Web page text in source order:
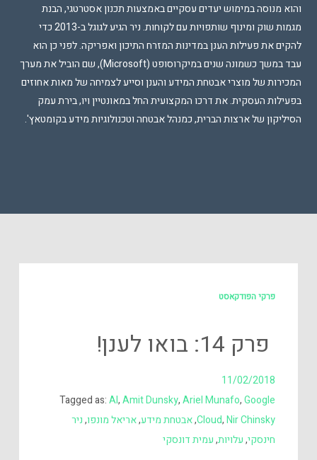
והוא מנוסה במימוש יעדים עסקיים באמצעות תכנון אסטרטגי, הבנת
מגמות שוק ומינוף שותפויות עם לקוחות. ניר הגיע לגוגל ב-2013 כדי
להקים את פעילות הענן במדינות המזרח התיכון ואפריקה. לפני כן הוא
עבד במשך כשמונה שנים במיקרוסופט (Microsoft), שם הוביל את מערך
המכירות של מוצרי אבטחת המידע והענן וסייע לצמיחה של מאות אחוזים
בפעילות העסקית. את דרכו המקצועית החל במאונטיין ויו, בירת עמק
הסיליקון של ארצות הברית, כמנהל אבטחה וטכנולוגיות מידע בקומטאץ'.
פרקי הפודקאסט
פרק 14: בואו לענן!
11/02/2018
Tagged as:AI,Amit Dunsky,Ariel Munafo,Google
Cloud,Nir Chinsky
,אבטחת מידע,אריאל מונפו,ניר
חינסקי,עלויות,עמית דונסקי